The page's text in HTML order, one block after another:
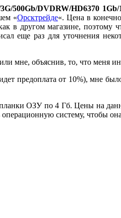
500Gb/DVDRW/HD6370
«Орсктрейде«. Цена в
в другом магазине, поэтому
еще раз для уточнения
мне, объяснив, то, что меня
предоплата от 10%), мне
ОЗУ по 4 Гб. Цены на
систему, чтобы